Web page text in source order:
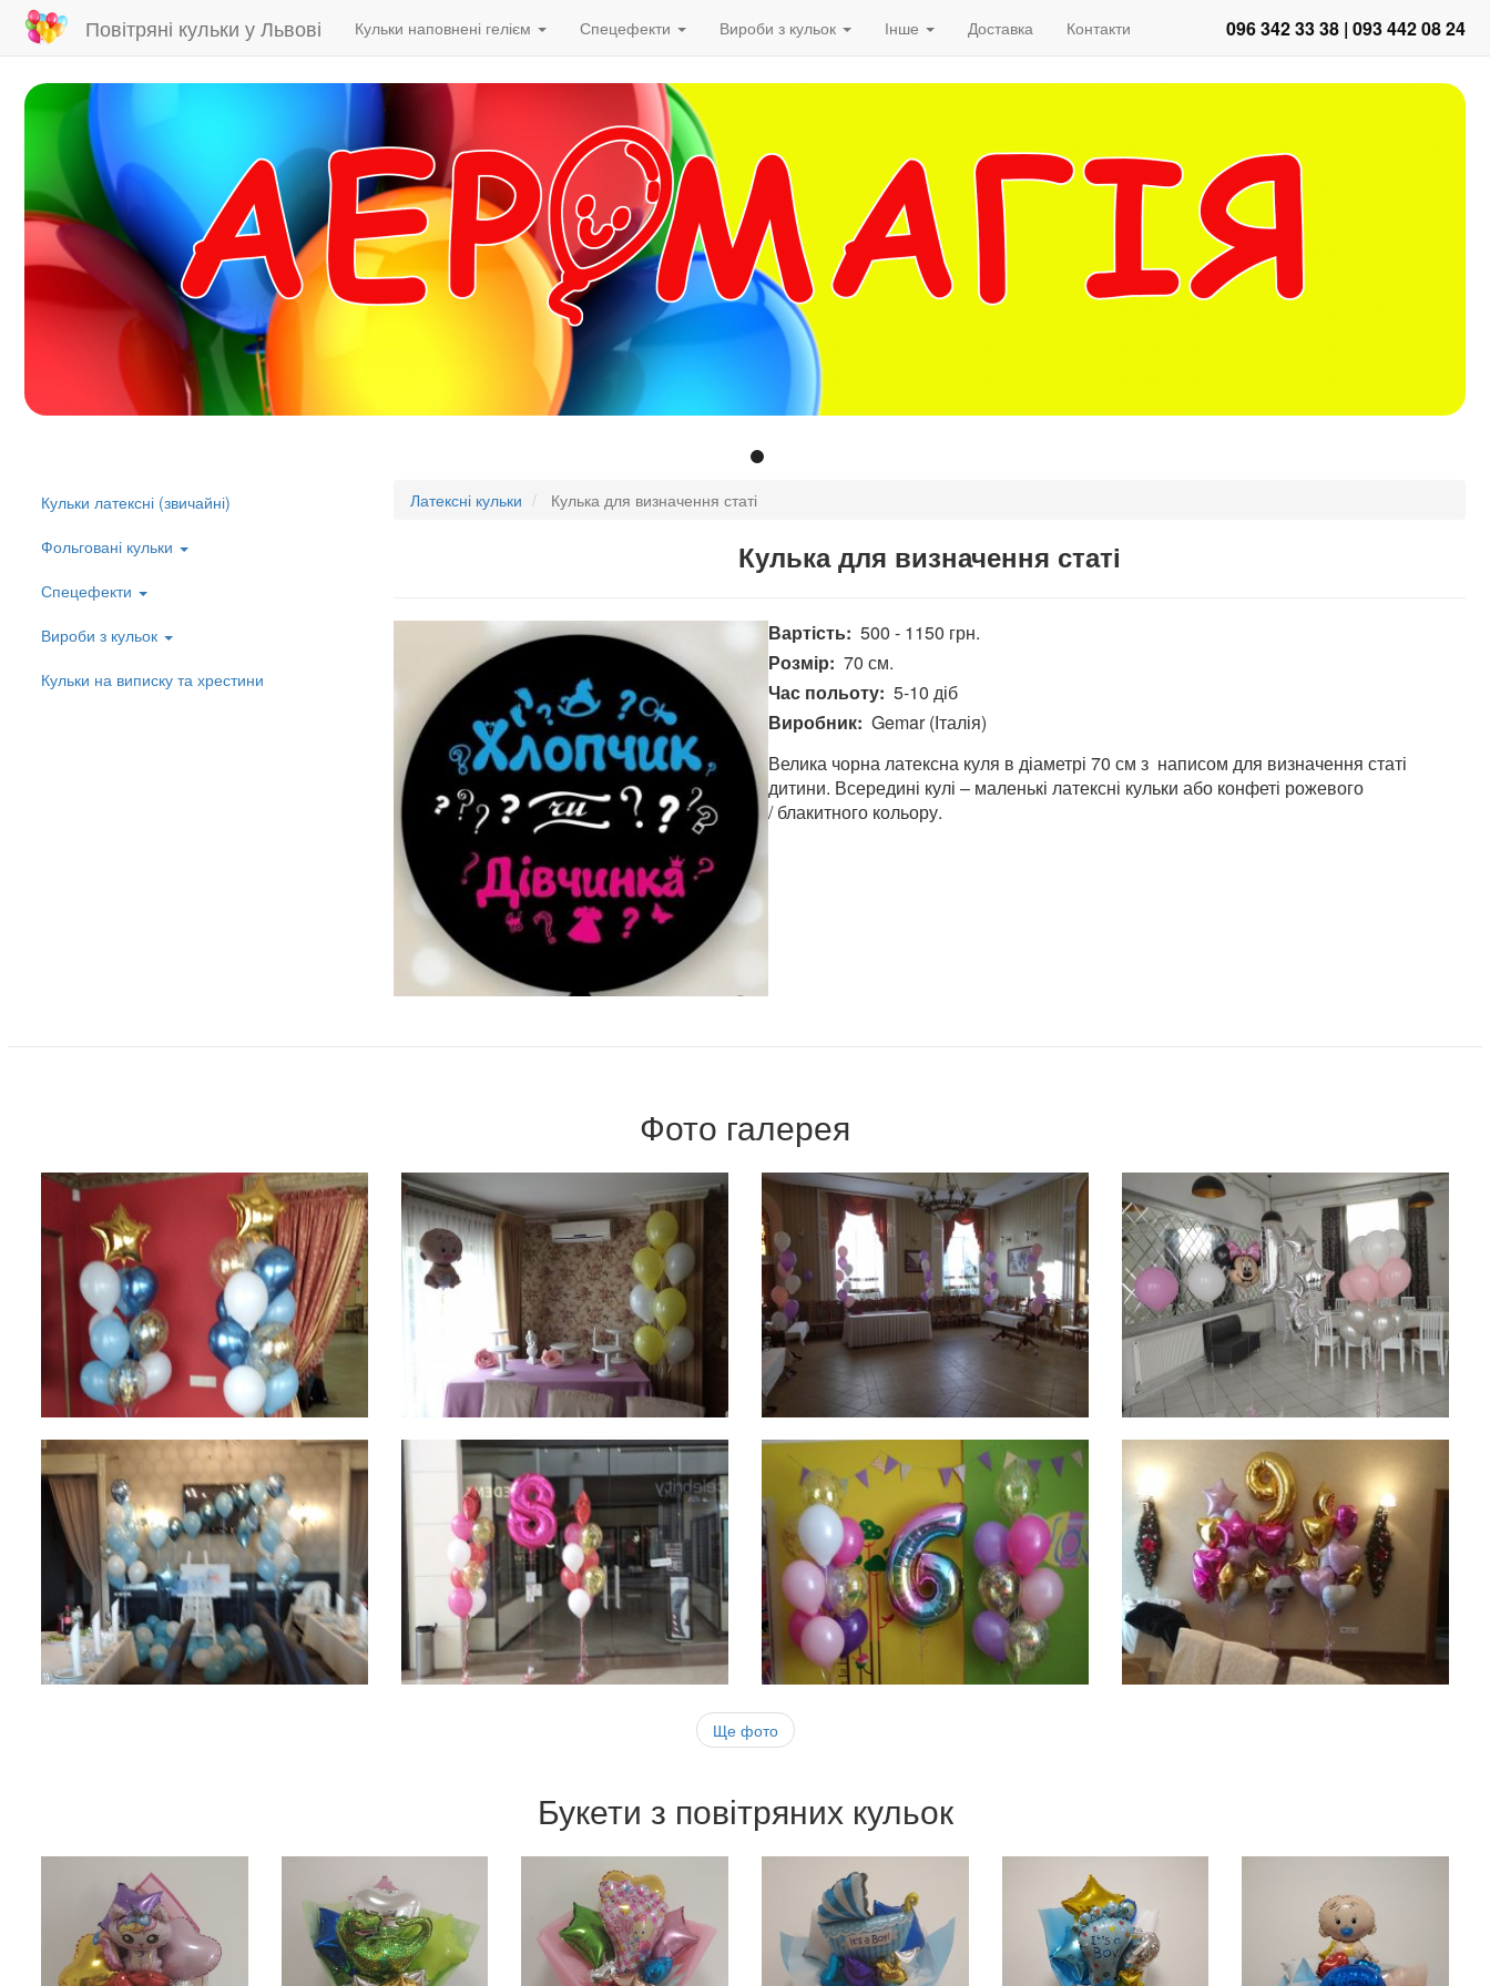
Повітряні кульки у Львові
Main
navigation
Кульки наповнені гелієм Спецефекти Вироби з кульок Інше Доставка Контакти
User
account
menu
096 342 33 38 | 093 442 08 24
Left
menu
Кульки латексні (звичайні)
Фольговані кульки
Спецефекти
Вироби з кульок
Кульки на виписку та хрестини
Латексні кульки Кулька для визначення статі
Кулька для визначення статі
Вартість 500 - 1150 грн.
Розмір
70 см.
Час польоту 5-10 діб
Виробник Gemar (Італія)
Велика чорна латексна куля в діаметрі 70 см з написом для визначення статі
дитини. Всередині кулі – маленькі латексні кульки або конфеті рожевого
/ блакитного кольору.
Фото галерея
Ще фото
Букети з повітряних кульок